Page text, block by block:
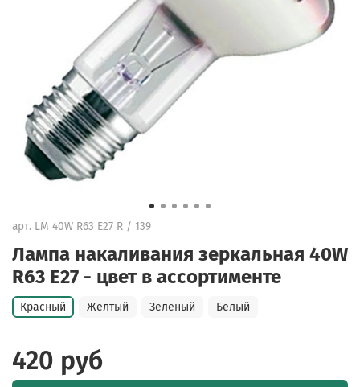
арт. LM 40W R63 E27 R / 139
Лампа накаливания зеркальная 40W
R63 Е27 - цвет в ассортименте
Красный Желтый Зеленый Белый
420 руб